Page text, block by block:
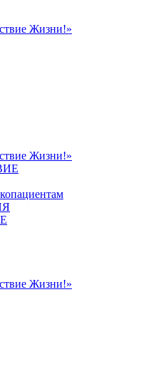
Жизни!»
Жизни!»
Жизни!»